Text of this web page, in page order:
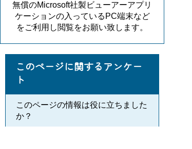
無償のMicrosoft社製ビューアーアプリ
ケーションの入っているPC端末など
をご利用し閲覧をお願い致します。
このページに関するアンケー
ト
このページの情報は役に立ちました
か？